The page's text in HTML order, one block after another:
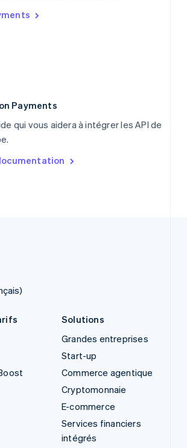
Payments
qui vous aidera à intégrer les API de
Solutions
Grandes entreprises
Start-up
Commerce agentique
Cryptomonnaie
E-commerce
Services financiers
intégrés